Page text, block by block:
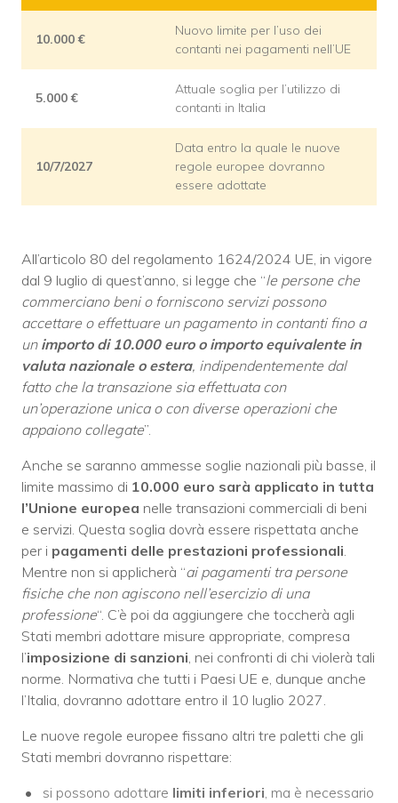
10.000 €
Nuovo limite per l’uso dei
contanti nei pagamenti nell’UE
5.000 €
Attuale soglia per l’utilizzo di
contanti in Italia
10/7/2027
Data entro la quale le nuove
regole europee dovranno
essere adottate
All’articolo 80 del regolamento 1624/2024 UE, in vigore
dal 9 luglio di quest’anno, si legge che “le persone che
commerciano beni o forniscono servizi possono
accettare o effettuare un pagamento in contanti fino a
un importo di 10.000 euro o importo equivalente in
valuta nazionale o estera, indipendentemente dal
fatto che la transazione sia effettuata con
un’operazione unica o con diverse operazioni che
appaiono collegate”.
Anche se saranno ammesse soglie nazionali più basse, il
limite massimo di 10.000 euro sarà applicato in tutta
l’Unione europea nelle transazioni commerciali di beni
e servizi. Questa soglia dovrà essere rispettata anche
per i pagamenti delle prestazioni professionali.
Mentre non si applicherà “ai pagamenti tra persone
fisiche che non agiscono nell’esercizio di una
professione“. C’è poi da aggiungere che toccherà agli
Stati membri adottare misure appropriate, compresa
l’imposizione di sanzioni, nei confronti di chi violerà tali
norme. Normativa che tutti i Paesi UE e, dunque anche
l’Italia, dovranno adottare entro il 10 luglio 2027.
Le nuove regole europee fissano altri tre paletti che gli
Stati membri dovranno rispettare:
si possono adottare limiti inferiori, ma è necessario